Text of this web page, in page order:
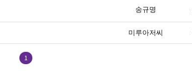
송규명
미루아저씨
1